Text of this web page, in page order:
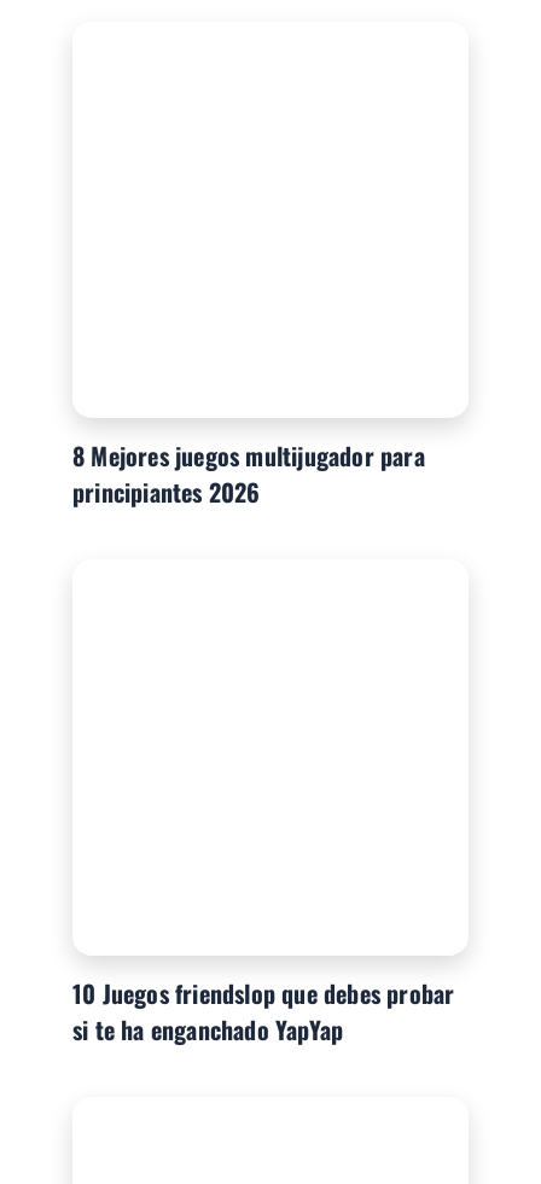
8 Mejores juegos multijugador para
principiantes 2026
10 Juegos friendslop que debes probar
si te ha enganchado YapYap